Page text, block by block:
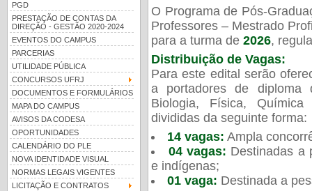
PGD
PRESTAÇÃO DE CONTAS DA
DIREÇÃO - GESTÃO 2020-2024
EVENTOS DO CAMPUS
PARCERIAS
UTILIDADE PÚBLICA
CONCURSOS UFRJ
DOCUMENTOS E FORMULÁRIOS
MAPA DO CAMPUS
AVISOS DA CODESA
OPORTUNIDADES
CALENDÁRIO DO PLE
NOVA IDENTIDADE VISUAL
NORMAS LEGAIS VIGENTES
LICITAÇÃO E CONTRATOS
O Programa de Pós-
Professores – Mestrado
para a turma de 2026,
Distribuição de Vagas:
Para este edital serão
a portadores de diploma
Biologia, Física,
divididas da seguinte forma:
14 vagas: Ampla
04 vagas: Destinadas a
e indígenas;
01 vaga: Destinada a
Guia de boas práticas
UFRJ 100 anos